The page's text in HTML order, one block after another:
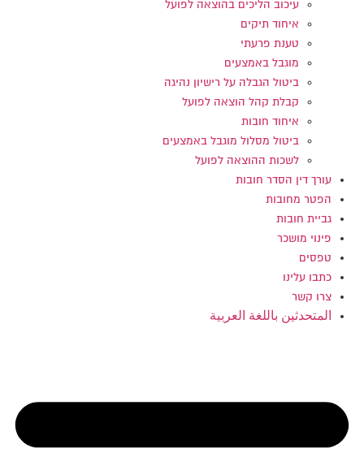
עיכוב הליכים בהוצאה לפועל
איחוד תיקים
טענת פרעתי
מוגבל באמצעים
ביטול הגבלה על רישיון נהיגה
קבלת קהל הוצאה לפועל
איחוד חובות
ביטול מסלול מוגבל באמצעים
לשכות ההוצאה לפועל
עורך דין הסדר חובות
הפטר מחובות
גביית חובות
פינוי מושכר
טפסים
כתבו עלינו
צרו קשר
المتحدثين باللغة العربية